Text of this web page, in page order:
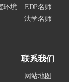
环境
EDP名师
法学名师
联系我们
网站地图